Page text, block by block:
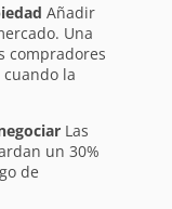
Añadir
Una
compradores
la
Las
un 30%
de